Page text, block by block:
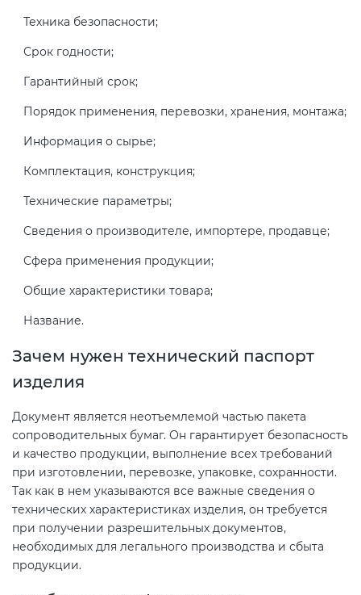
Техника безопасности;
Срок годности;
Гарантийный срок;
Порядок применения, перевозки, хранения, монтажа;
Информация о сырье;
Комплектация, конструкция;
Технические параметры;
Сведения о производителе, импортере, продавце;
Сфера применения продукции;
Общие характеристики товара;
Название.
Зачем нужен технический паспорт
изделия
Документ является неотъемлемой частью пакета
сопроводительных бумаг. Он гарантирует безопасность
и качество продукции, выполнение всех требований
при изготовлении, перевозке, упаковке, сохранности.
Так как в нем указываются все важные сведения о
технических характеристиках изделия, он требуется
при получении разрешительных документов,
необходимых для легального производства и сбыта
продукции.
Сертификация спортивных
Сертификация электротехники
Остальное
БАДы
Декларация ТР ТС
Декларирование косметики (ТР
ТС 009)
по схеме 5Д (ТР ТС 010)
Декларирование пищевой
Декларирование алкогольной
Декларирование
электромагнитной
совместимости (ТР ТС 020)
Сертификация детских товаров
(ТР ТС 007)
Сертификация товаров легкой
промышленности (ТР ТС 017)
Сертификация промышленного